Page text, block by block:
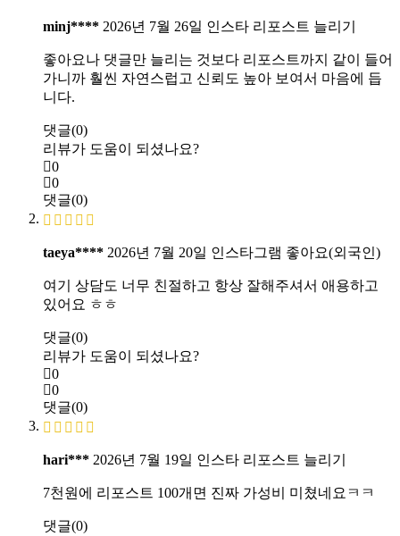
minj**** 2026년 7월 26일 인스타 리포스트 늘리기
좋아요나 댓글만 늘리는 것보다 리포스트까지 같이 들어
가니까 훨씬 자연스럽고 신뢰도 높아 보여서 마음에 듭
니다.
댓글(0)
리뷰가 도움이 되셨나요?
0
0
댓글(0)
taeya**** 2026년 7월 20일 인스타그램 좋아요(외국인)
여기 상담도 너무 친절하고 항상 잘해주셔서 애용하고
있어요 ㅎㅎ
댓글(0)
리뷰가 도움이 되셨나요?
0
0
댓글(0)
hari*** 2026년 7월 19일 인스타 리포스트 늘리기
7천원에 리포스트 100개면 진짜 가성비 미쳤네요ㅋㅋ
댓글(0)